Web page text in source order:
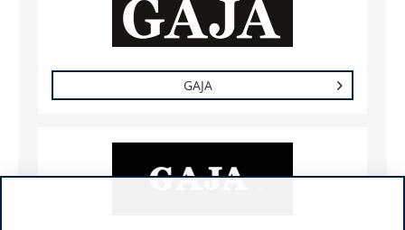
GAJA